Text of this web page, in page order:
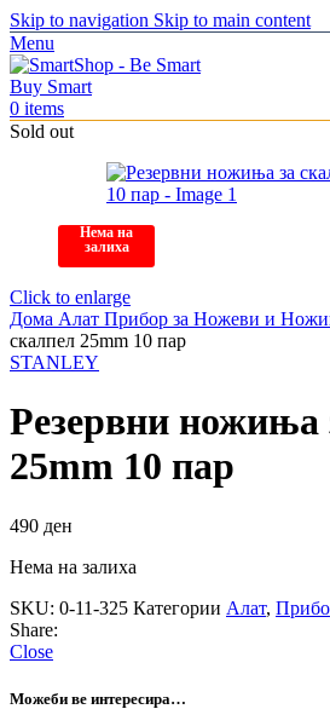
Skip to navigation Skip to main content
Menu
0 items
Sold out
Нема на
залиха
Click to enlarge
Дома Алат Прибор за Ножеви и
скалпел 25mm 10 пар
STANLEY
Резервни ножиња
25mm 10 пар
490 ден
Нема на залиха
SKU: 0-11-325 Категории Алат,
Share:
Close
Можеби ве интересира…